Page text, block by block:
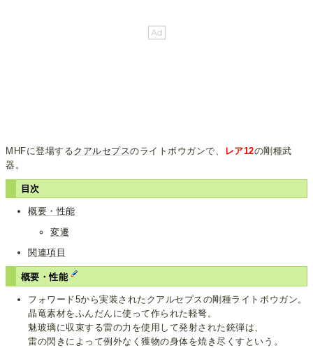
MHFに登場するクアルセプスのライトボウガンで、 レア12の剛種武
器。
目次
概要・性能
変遷
関連項目
概要・性能
フォワード5から実装されたクアルセプスの剛種ライトボウガン。
晶竜素材をふんだんに使って作られた軽弩。
魅玻璃に収束する雷の力を使用して発射された銃弾は、
雷の閃きによって例外なく獲物の身体を焼き尽くすという。